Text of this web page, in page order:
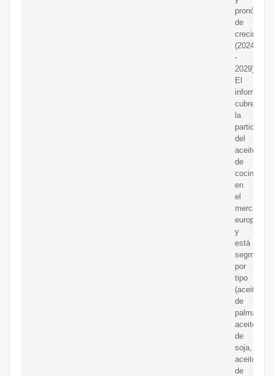
de
(2024
-
2029)
El
informe
cubre
la
del
aceite
de
cocina
en
el
mercado
europeo
y
está
por
tipo
(aceite
de
palma,
aceite
de
soja,
aceite
de